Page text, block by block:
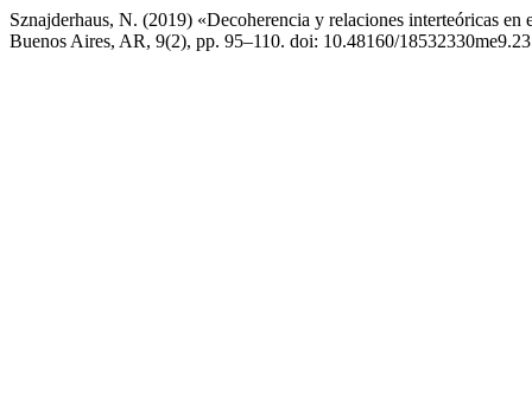
Sznajderhaus, N. (2019) «Decoherencia y relaciones interteóricas
Buenos Aires, AR, 9(2), pp. 95–110. doi: 10.48160/